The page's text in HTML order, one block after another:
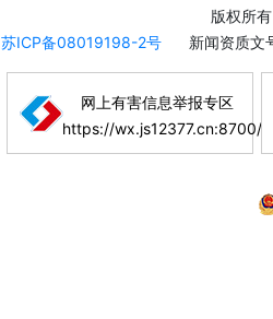
版权所
苏ICP备08019198-2号
新闻资质
网上有害信息举报专区
https://wx.js12377.cn:8700/